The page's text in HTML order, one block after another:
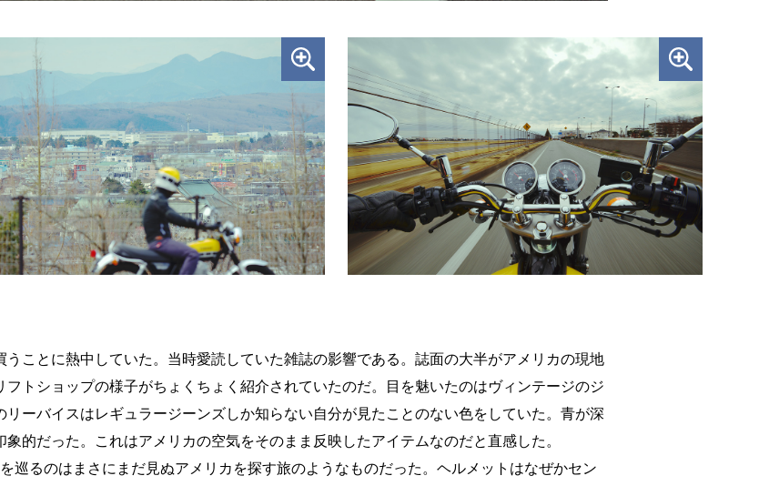
ことに熱中していた。当時愛読していた雑誌の影響である。誌面の大半がアメリカの現地
トショップの様子がちょくちょく紹介されていたのだ。目を魅いたのはヴィンテージのジ
ーバイスはレギュラージーンズしか知らない自分が見たことのない色をしていた。青が深
的だった。これはアメリカの空気をそのまま反映したアイテムなのだと直感した。
るのはまさにまだ見ぬアメリカを探す旅のようなものだった。ヘルメットはなぜかセン